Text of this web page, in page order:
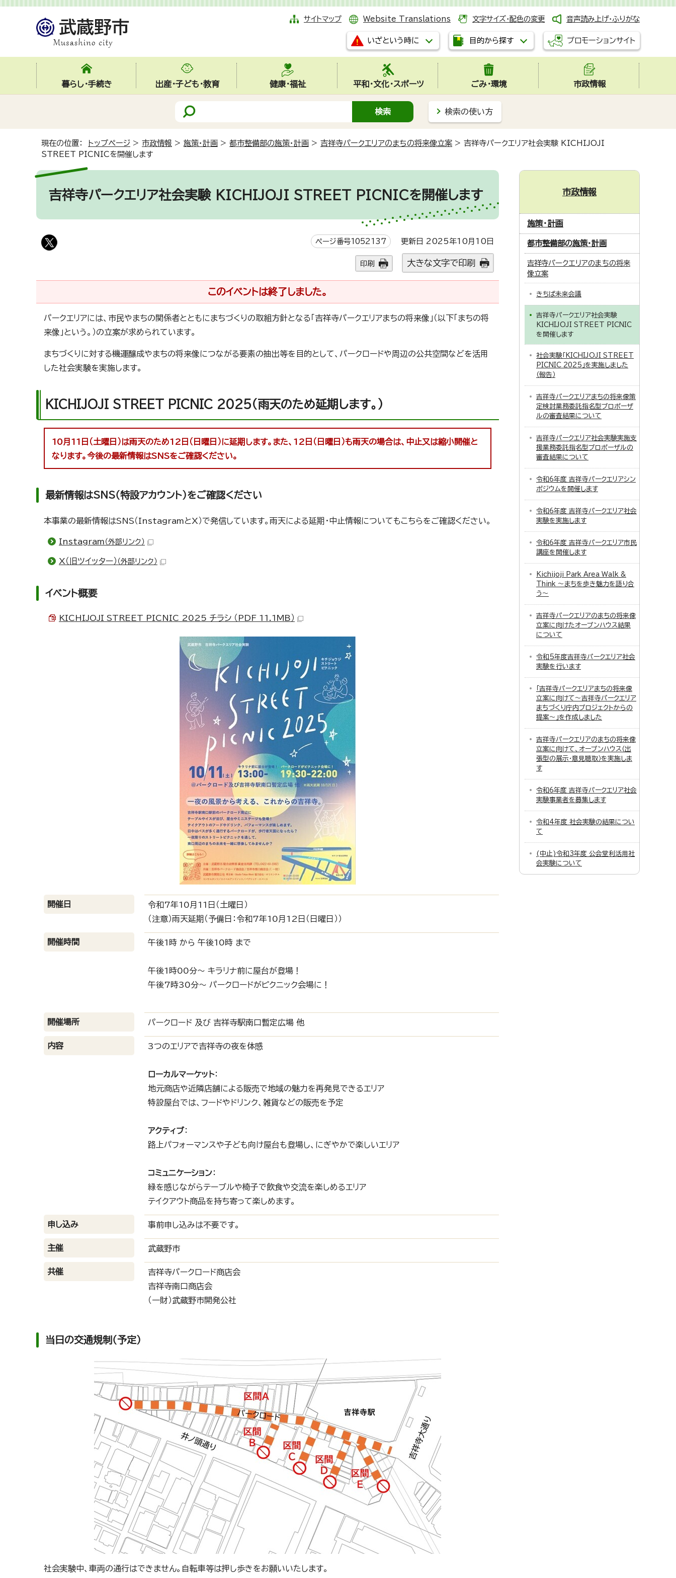
サイトマップ Website Translations 文字サイズ・配色の変更 音声読み上げ・ふりがな
いざという時に 目的から探す プロモーションサイト
暮らし・手続き 出産・子ども・教育 健康・福祉 平和・文化・スポーツ ごみ・環境 市政情報
検索の使い方
現在の位置： トップページ > 市政情報 > 施策・計画 > 都市整備部の施策・計画 > 吉祥寺パークエリアのまちの将来像立案 > 吉祥寺パークエリア社会実験 KICHIJOJI
STREET PICNICを開催します
吉祥寺パークエリア社会実験 KICHIJOJI STREET PICNICを開催します
ページ番号1052137 更新日 2025年10月10日
印刷 大きな文字で印刷
このイベントは終了しました。
パークエリアには、市民やまちの関係者とともにまちづくりの取組方針となる「吉祥寺パークエリアまちの将来像」（以下「まちの将
来像」という。）の立案が求められています。
まちづくりに対する機運醸成やまちの将来像につながる要素の抽出等を目的として、パークロードや周辺の公共空間などを活用
した社会実験を実施します。
KICHIJOJI STREET PICNIC 2025（雨天のため延期します。）
10月11日（土曜日）は雨天のため12日（日曜日）に延期します。また、12日（日曜日）も雨天の場合は、中止又は縮小開催と
なります。今後の最新情報はSNSをご確認ください。
最新情報はSNS（特設アカウント）をご確認ください
本事業の最新情報はSNS（InstagramとX）で発信しています。雨天による延期・中止情報についてもこちらをご確認ください。
Instagram （外部リンク）
X（旧ツイッター） （外部リンク）
イベント概要
KICHIJOJI STREET PICNIC 2025 チラシ （PDF 11.1MB）
開催日
令和7年10月11日（土曜日）
（注意）雨天延期（予備日：令和7年10月12日（日曜日））
開催時間 午後1時 から 午後10時 まで
午後1時00分～ キラリナ前に屋台が登場！
午後7時30分～ パークロードがピクニック会場に！
開催場所 パークロード 及び 吉祥寺駅南口暫定広場 他
内容 3つのエリアで吉祥寺の夜を体感
ローカルマーケット：
地元商店や近隣店舗による販売で地域の魅力を再発見できるエリア
特設屋台では、フードやドリンク、雑貨などの販売を予定
アクティブ：
路上パフォーマンスや子ども向け屋台も登場し、にぎやかで楽しいエリア
コミュニケーション：
緑を感じながらテーブルや椅子で飲食や交流を楽しめるエリア
テイクアウト商品を持ち寄って楽しめます。
申し込み 事前申し込みは不要です。
主催 武蔵野市
共催
吉祥寺パークロード商店会
吉祥寺南口商店会
（一財）武蔵野市開発公社
当日の交通規制（予定）
社会実験中、車両の通行はできません。自転車等は押し歩きをお願いいたします。
市政情報
施策・計画
都市整備部の施策・計画
吉祥寺パークエリアのまちの将来
像立案
きちぱ未来会議
吉祥寺パークエリア社会実験
KICHIJOJI STREET PICNIC
を開催します
社会実験「KICHIJOJI STREET
PICNIC 2025」を実施しました
（報告）
吉祥寺パークエリアまちの将来像策
定検討業務委託指名型プロポーザ
ルの審査結果について
吉祥寺パークエリア社会実験実施支
援業務委託指名型プロポーザルの
審査結果について
令和6年度 吉祥寺パークエリアシン
ポジウムを開催します
令和6年度 吉祥寺パークエリア社会
実験を実施します
令和6年度 吉祥寺パークエリア市民
講座を開催します
Kichijoji Park Area Walk &
Think ～まちを歩き魅力を語り合
う～
吉祥寺パークエリアのまちの将来像
立案に向けたオープンハウス結果
について
令和5年度吉祥寺パークエリア社会
実験を行います
「吉祥寺パークエリアまちの将来像
立案に向けて～吉祥寺パークエリア
まちづくり庁内プロジェクトからの
提案～」を作成しました
吉祥寺パークエリアのまちの将来像
立案に向けて、オープンハウス（出
張型の展示・意見聴取）を実施しま
す
令和6年度 吉祥寺パークエリア社会
実験事業者を募集します
令和4年度 社会実験の結果につい
て
(中止)令和3年度 公会堂利活用社
会実験について